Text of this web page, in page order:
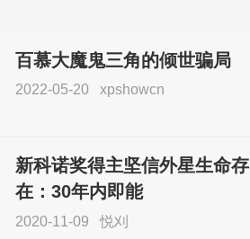
sskfn
百慕大魔鬼三角的倾世骗局
2022-05-20 xpshowcn
新科诺奖得主坚信外星生命存
在：30年内即能
2020-11-09 悦刈